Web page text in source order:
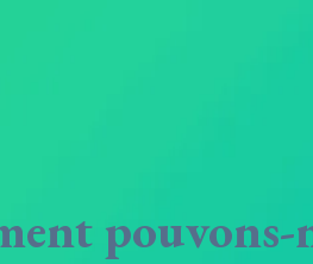
pouvons-